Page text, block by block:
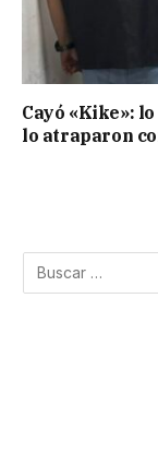
Cayó «Kike»:
lo atraparon